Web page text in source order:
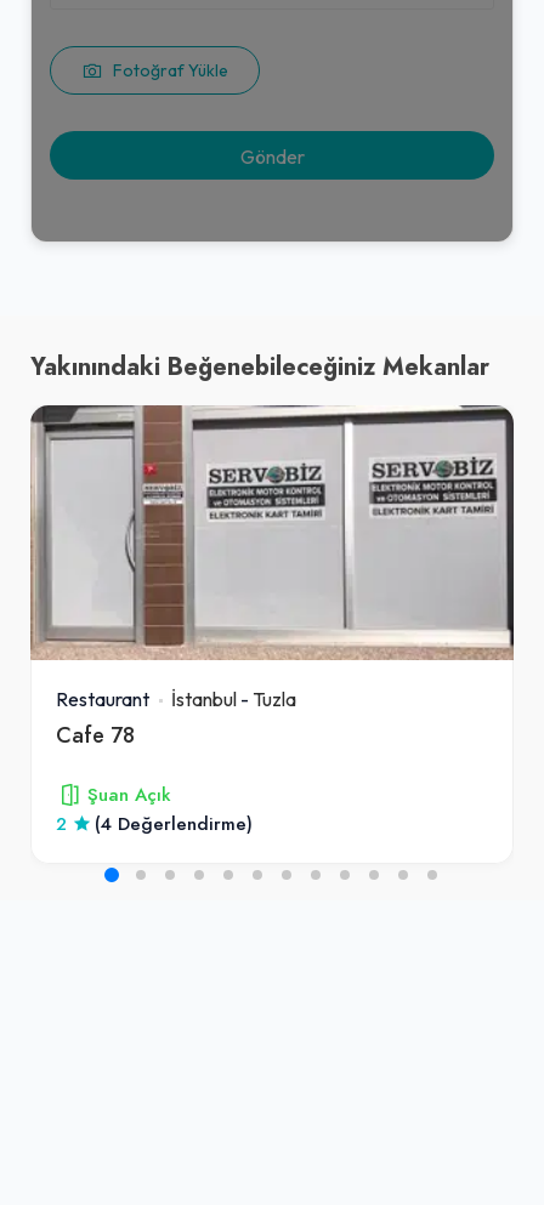
Fotoğraf Yükle
Yakınındaki Beğenebileceğiniz Mekanlar
Restaurant İstanbul - Tuzla
Cafe 78
Şuan Açık
2
(4 Değerlendirme)